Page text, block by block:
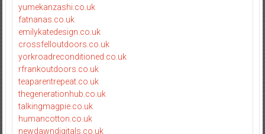
yumekanzashi.co.uk
fatnanas.co.uk
emilykatedesign.co.uk
crossfelloutdoors.co.uk
yorkroadreconditioned.co.uk
rfrankoutdoors.co.uk
teaparentrepeat.co.uk
thegenerationhub.co.uk
talkingmagpie.co.uk
humancotton.co.uk
newdawndigitals.co.uk